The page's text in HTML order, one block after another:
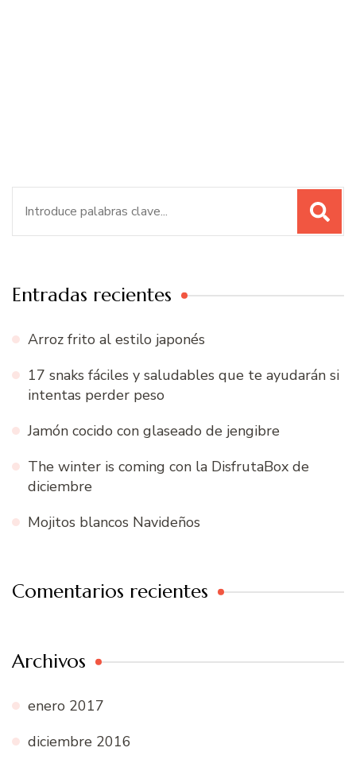
Entradas recientes
Arroz frito al estilo japonés
17 snaks fáciles y saludables que te ayudarán si
intentas perder peso
Jamón cocido con glaseado de jengibre
The winter is coming con la DisfrutaBox de
diciembre
Mojitos blancos Navideños
Comentarios recientes
Archivos
enero 2017
diciembre 2016